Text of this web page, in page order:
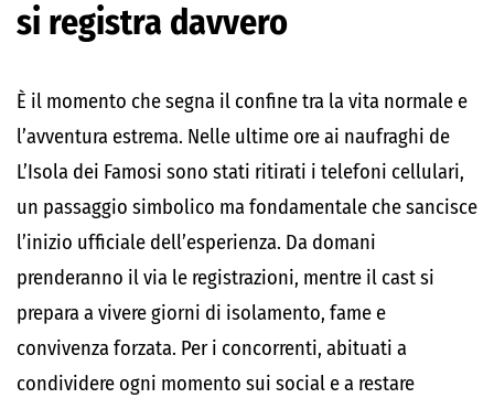
si registra davvero
È il momento che segna il confine tra la vita normale e
l’avventura estrema. Nelle ultime ore ai naufraghi de
L’Isola dei Famosi sono stati ritirati i telefoni cellulari,
un passaggio simbolico ma fondamentale che sancisce
l’inizio ufficiale dell’esperienza. Da domani
prenderanno il via le registrazioni, mentre il cast si
prepara a vivere giorni di isolamento, fame e
convivenza forzata. Per i concorrenti, abituati a
condividere ogni momento sui social e a restare